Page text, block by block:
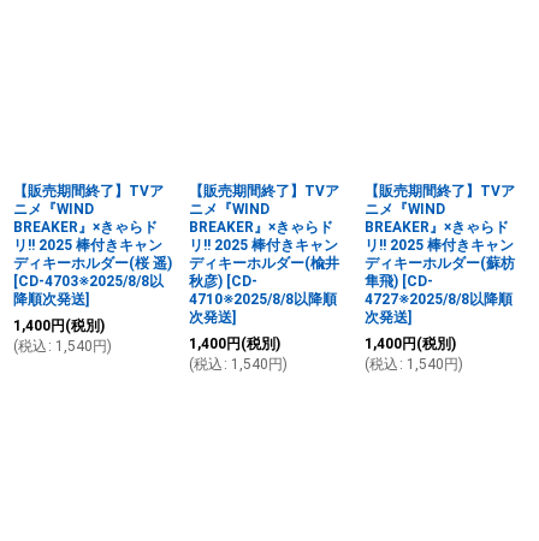
【販売期間終了】TVア
ニメ『WIND
BREAKER』×きゃらド
リ!! 2025 棒付きキャン
ディキーホルダー(桜 遥)
[CD-4703※2025/8/8以
降順次発送]
1,400円 (税別)
(税込 : 1,540 円)
【販売期間終了】TVア
ニメ『WIND
BREAKER』×きゃらド
リ!! 2025 棒付きキャン
ディキーホルダー(楡井
秋彦) [CD-
4710※2025/8/8以降順
次発送]
1,400円 (税別)
(税込 : 1,540 円)
【販売期間終了】TVア
ニメ『WIND
BREAKER』×きゃらド
リ!! 2025 棒付きキャン
ディキーホルダー(蘇枋
隼飛) [CD-
4727※2025/8/8以降順
次発送]
1,400円 (税別)
(税込 : 1,540 円)